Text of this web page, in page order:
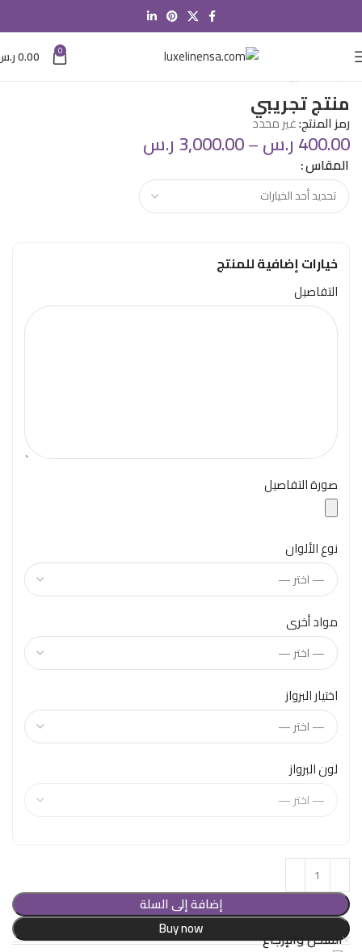
0
0.00
الرئيسية طبيعة
منتج تجريبي
رمز المنتج:غير محدد
400.00ر.س–
3,000.00ر.س
المقاس
خيارات إضافية للمنتج
التفاصيل
صورة التفاصيل
نوع الألوان
مواد أخرى
اختيار البرواز
لون البرواز
إضافة إلى السلة
Buy now
الشحن والإرجاع